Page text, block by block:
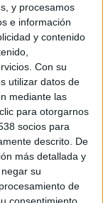
y procesamos
e información
y contenido
Con su
utilizar datos de
mediante las
para otorgarnos
socios para
descrito. De
más detallada y
su
de
de
un
años de
nace
hacer
no cuenten
de dinero,
a